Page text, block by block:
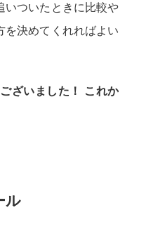
いついたときに比較や
を決めてくれればよい
ざいました！ これか
ル